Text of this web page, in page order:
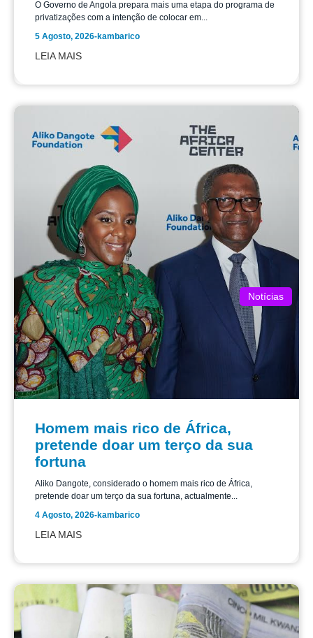
privatizações com a intenção de colocar em...
5 Agosto, 2026 kambarico
LEIA MAIS
Notícias
Homem mais rico de África,
pretende doar um terço da sua
fortuna
Aliko Dangote, considerado o homem mais rico de África,
pretende doar um terço da sua fortuna, actualmente...
4 Agosto, 2026 kambarico
LEIA MAIS